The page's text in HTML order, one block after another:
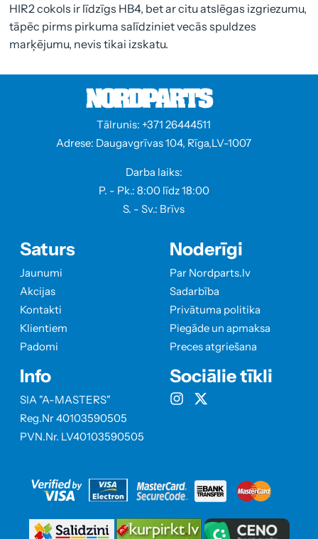
HIR2 cokols ir līdzīgs HB4, bet ar citu atslēgas izgriezumu,
tāpēc pirms pirkuma salīdziniet vecās spuldzes
marķējumu, nevis tikai izskatu.
Tālrunis: +371 26444511
Adrese: Daugavgrīvas 104, Rīga,LV-1007
Darba laiks:
P. - Pk.: 8:00 līdz 18:00
S. - Sv.: Brīvs
Saturs
Jaunumi
Akcijas
Kontakti
Klientiem
Padomi
Info
SIA "A-MASTERS"
Reg.Nr 40103590505
PVN.Nr. LV40103590505
Noderīgi
Par Nordparts.lv
Sadarbība
Privātuma politika
Piegāde un apmaksa
Preces atgriešana
Sociālie tīkli